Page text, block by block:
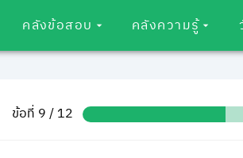
คลังข้อสอบ คลังความรู้
ข้อที่ 9 / 12